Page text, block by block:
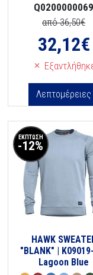
Q0200000069
από 36,50€
32,12€
Λεπτομέρειες
ΕΚΠΤΩΣΗ
-12%
HAWK
"BLANK" |
Lagoon Blue